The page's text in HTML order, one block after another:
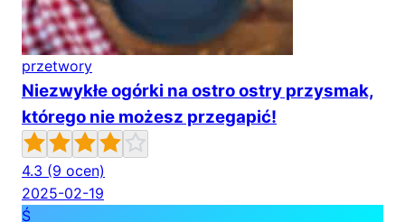
przetwory
Niezwykłe ogórki na ostro ostry przysmak,
którego nie możesz przegapić!
4.3 (9 ocen)
2025-02-19
Ś